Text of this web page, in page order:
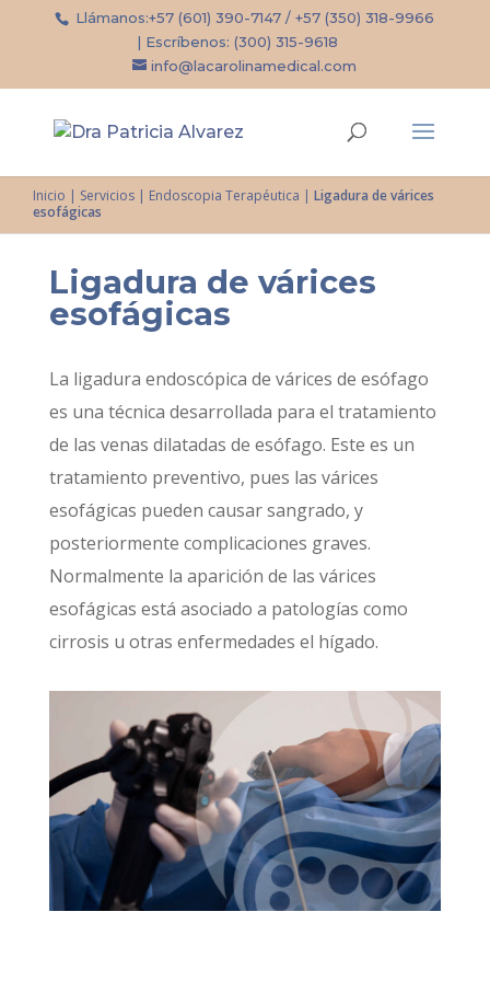
Llámanos:+57 (601) 390-7147 /+57 (350) 318-9966
| Escríbenos:(300) 315-9618
info@lacarolinamedical.com
Inicio | Servicios | Endoscopia Terapéutica | Ligadura de várices
esofágicas
Ligadura de várices
esofágicas
La ligadura endoscópica de várices de esófago
es una técnica desarrollada para el tratamiento
de las venas dilatadas de esófago. Este es un
tratamiento preventivo, pues las várices
esofágicas pueden causar sangrado, y
posteriormente complicaciones graves.
Normalmente la aparición de las várices
esofágicas está asociado a patologías como
cirrosis u otras enfermedades el hígado.